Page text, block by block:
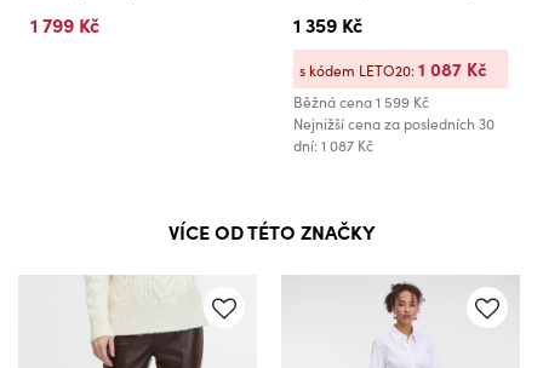
1 799 Kč 1 359 Kč
Běžná cena1 599 Kč
Nejnižší cena za posledních 30
dní: 1 087 Kč
s kódem LETO20:1 087 Kč
VÍCE OD TÉTO ZNAČKY